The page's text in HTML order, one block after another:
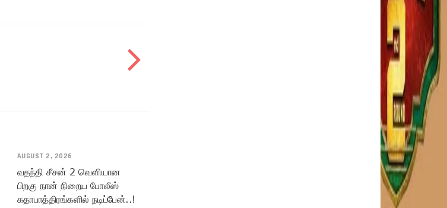
AUGUST 2, 2026
வதந்தி சீசன் 2 வெளியான
பிறகு நான் நிறைய போலீஸ்
கதாபாத்திரங்களில் நடிப்பேன்..!